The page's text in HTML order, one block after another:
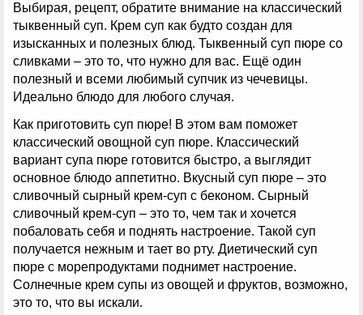
Выбирая, рецепт, обратите внимание на классический
тыквенный суп. Крем суп как будто создан для
изысканных и полезных блюд. Тыквенный суп пюре со
сливками – это то, что нужно для вас. Ещё один
полезный и всеми любимый супчик из чечевицы.
Идеально блюдо для любого случая.
Как приготовить суп пюре! В этом вам поможет
классический овощной суп пюре. Классический
вариант супа пюре готовится быстро, а выглядит
основное блюдо аппетитно. Вкусный суп пюре – это
сливочный сырный крем-суп с беконом. Сырный
сливочный крем-суп – это то, чем так и хочется
побаловать себя и поднять настроение. Такой суп
получается нежным и тает во рту. Диетический суп
пюре с морепродуктами поднимет настроение.
Солнечные крем супы из овощей и фруктов, возможно,
это то, что вы искали.